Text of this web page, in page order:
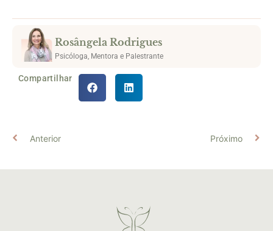
Rosângela Rodrigues
Psicóloga, Mentora e Palestrante
Compartilhar
Anterior Próximo